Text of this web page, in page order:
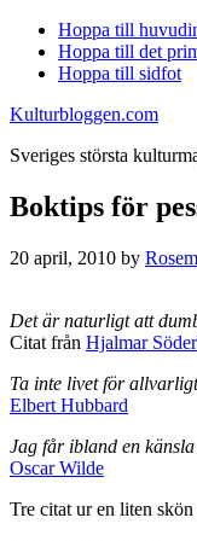
Hoppa till
Hoppa till det
Hoppa till sidfot
Kulturbloggen.com
Sveriges största
Boktips för
20 april, 2010 by
Det är naturligt att
Citat från Hjalmar
Ta inte livet för
Elbert Hubbard
Jag får ibland en
Oscar Wilde
Tre citat ur en liten